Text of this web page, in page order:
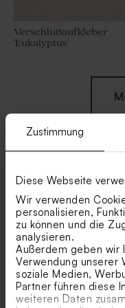
Zustimmung
Diese Webseite
Wir verwenden
personalisieren,
zu können und die
analysieren.
Außerdem geben wir
Verwendung unserer
soziale Medien,
Partner führen diese
weiteren Daten
Verschlußaufkleber
'Eukalyptus'
Eukalyptus
mit Goldfolie
Ähnliche